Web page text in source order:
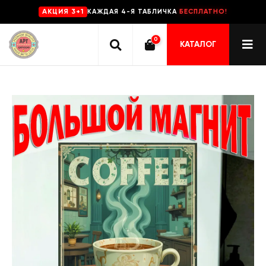
AKЦИЯ 3+1 КАЖДАЯ 4-Я ТАБЛИЧКА БЕСПЛАТНО!
0
КАТАЛОГ